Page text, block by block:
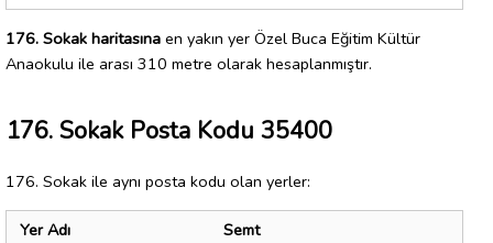
176. Sokak haritasına en yakın yer Özel Buca Eğitim Kültür
Anaokulu ile arası 310 metre olarak hesaplanmıştır.
176. Sokak Posta Kodu 35400
176. Sokak ile aynı posta kodu olan yerler:
Yer Adı
Semt